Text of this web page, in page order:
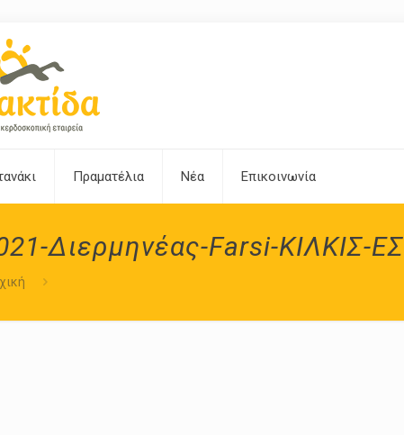
Πραματέλια Νέα Επικοινωνία
Διερμηνέας-Farsi-ΚΙΛΚΙΣ-